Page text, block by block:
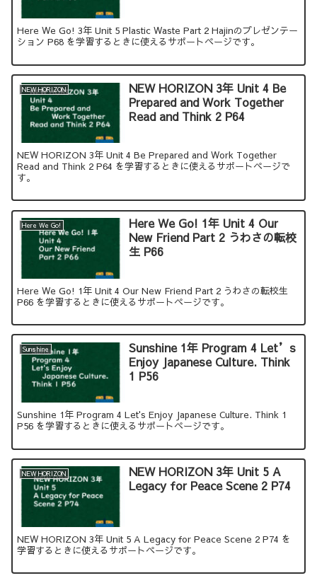
Here We Go! 3年 Unit 5 Plastic Waste Part 2 Hajinのプレゼンテー
ション P68 を学習するときに使えるサポートページです。
NEW HORIZON
NEW HORIZON 3年 Unit 4 Be
Prepared and Work Together
Read and Think 2 P64
NEW HORIZON 3年 Unit 4 Be Prepared and Work Together
Read and Think 2 P64 を学習するときに使えるサポートページで
す。
Here We Go!
Here We Go! 1年 Unit 4 Our
New Friend Part 2 うわさの転校
生 P66
Here We Go! 1年 Unit 4 Our New Friend Part 2 うわさの転校生
P66 を学習するときに使えるサポートページです。
Sunshine
Sunshine 1年 Program 4 Let’s
Enjoy Japanese Culture. Think
1 P56
Sunshine 1年 Program 4 Let's Enjoy Japanese Culture. Think 1
P56 を学習するときに使えるサポートページです。
NEW HORIZON
NEW HORIZON 3年 Unit 5 A
Legacy for Peace Scene 2 P74
NEW HORIZON 3年 Unit 5 A Legacy for Peace Scene 2 P74 を
学習するときに使えるサポートページです。